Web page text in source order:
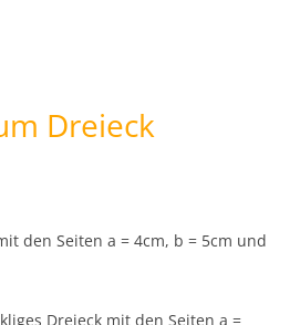
Dreieck
den Seiten a = 4cm, b = 5cm und
Dreieck mit den Seiten a =